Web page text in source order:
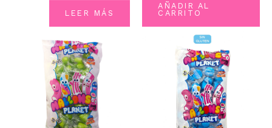
LEER MÁS
AÑADIR AL
CARRITO